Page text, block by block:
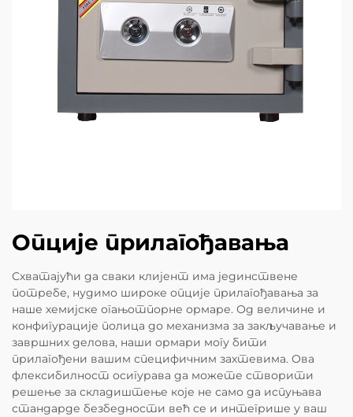
Опције прилагођавања
Схватајући да сваки клијент има јединствене
потребе, нудимо широке опције прилагођавања за
наше хемијске огањотпорне ормаре. Од величине и
конфигурације полица до механизма за закључавање и
завршних делова, наши ормари могу бити
прилагођени вашим специфичним захтевима. Ова
флексибилност осигурава да можете створити
решење за складиштење које не само да испуњава
стандарде безбедности већ се и интегрише у ваш